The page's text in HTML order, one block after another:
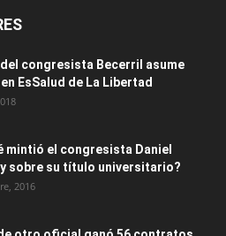
congresista Becerril asume
EsSalud de La Libertad
mintió el congresista Daniel
sobre su título universitario?
2016